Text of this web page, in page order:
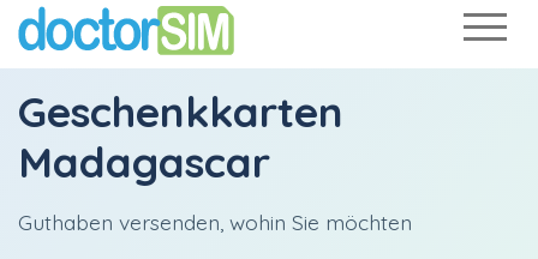
Geschenkkarten
Madagascar
Guthaben versenden, wohin Sie möchten